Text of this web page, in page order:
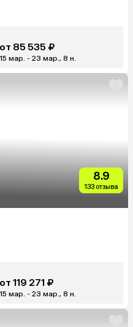
от 85 535 ₽
15 мар. - 23 мар., 8 н.
8.9
133 отзыва
от 119 271 ₽
15 мар. - 23 мар., 8 н.